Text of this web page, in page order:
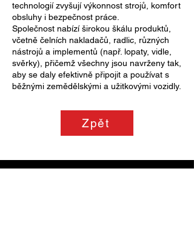
technologií zvyšují výkonnost strojů, komfort
obsluhy i bezpečnost práce.
Společnost nabízí širokou škálu produktů,
včetně čelních nakladačů, radlic, různých
nástrojů a implementů (např. lopaty, vidle,
svěrky), přičemž všechny jsou navrženy tak,
aby se daly efektivně připojit a používat s
běžnými zemědělskými a užitkovými vozidly.
Zpět